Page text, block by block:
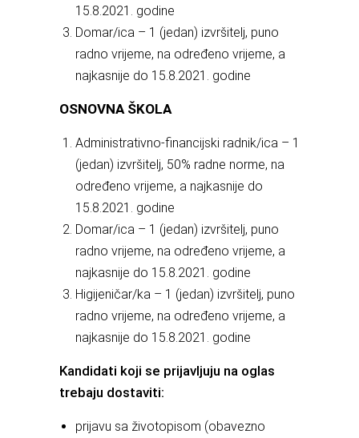
15.8.2021. godine
Domar/ica – 1 (jedan) izvršitelj, puno
radno vrijeme, na određeno vrijeme, a
najkasnije do 15.8.2021. godine
OSNOVNA ŠKOLA
Administrativno-financijski radnik/ica – 1
(jedan) izvršitelj, 50% radne norme, na
određeno vrijeme, a najkasnije do
15.8.2021. godine
Domar/ica – 1 (jedan) izvršitelj, puno
radno vrijeme, na određeno vrijeme, a
najkasnije do 15.8.2021. godine
Higijeničar/ka – 1 (jedan) izvršitelj, puno
radno vrijeme, na određeno vrijeme, a
najkasnije do 15.8.2021. godine
Kandidati koji se prijavljuju na oglas
trebaju dostaviti:
prijavu sa životopisom (obavezno